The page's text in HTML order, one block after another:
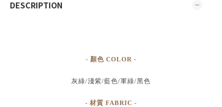
DESCRIPTION
- 顏色 COLOR -
灰綠/淺紫/藍色/軍綠/黑色
- 材質 FABRIC -